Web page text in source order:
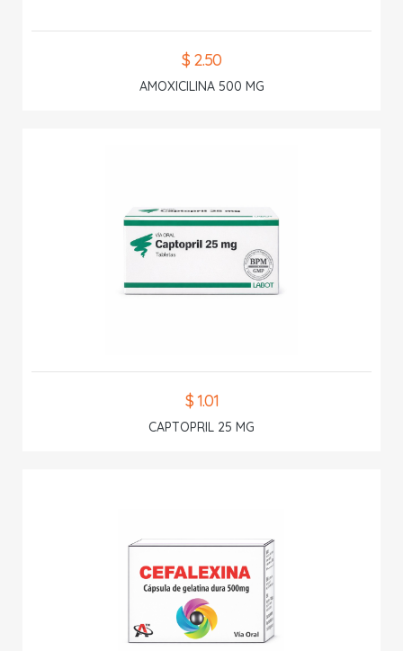
$ 2.50
AMOXICILINA 500 MG
$ 1.01
CAPTOPRIL 25 MG